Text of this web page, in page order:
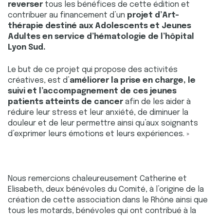
reverser tous les bénéfices de cette édition et
contribuer au financement d’un projet d’Art-
thérapie destiné aux Adolescents et Jeunes
Adultes en service d’hématologie de l’hôpital
Lyon Sud.
Le but de ce projet qui propose des activités
créatives, est d’améliorer la prise en charge, le
suivi et l’accompagnement de ces jeunes
patients atteints de cancer afin de les aider à
réduire leur stress et leur anxiété, de diminuer la
douleur et de leur permettre ainsi qu’aux soignants
d’exprimer leurs émotions et leurs expériences. »
Nous remercions chaleureusement Catherine et
Elisabeth, deux bénévoles du Comité, à l’origine de la
création de cette association dans le Rhône ainsi que
tous les motards, bénévoles qui ont contribué à la